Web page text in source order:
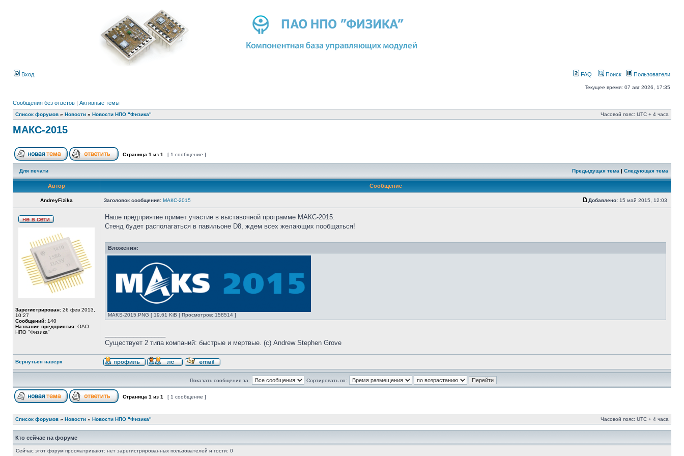
Вход FAQ Поиск Пользователи
Текущее время: 07 авг 2026, 17:35
Сообщения без ответов | Активные темы
Список форумов » Новости » Новости НПО "Физика" Часовой пояс: UTC + 4 часа
МАКС-2015
Страница 1 из 1 [ 1 сообщение ]
Для печати Предыдущая тема | Следующая тема
Автор Сообщение
AndreyFizika Заголовок сообщения: МАКС-2015 Добавлено: 15 май 2015, 12:03
Зарегистрирован: 26 фев 2013,
10:27
Сообщений: 140
Название предприятия: ОАО
НПО "Физика"
Наше предприятие примет участие в выставочной программе МАКС-2015.
Стенд будет располагаться в павильоне D8, ждем всех желающих пообщаться!
Вложения:
MAKS-2015.PNG [ 19.61 KiB | Просмотров: 158514 ]
Существует 2 типа компаний: быстрые и мертвые. (с) Andrew Stephen Grove
Вернуться наверх
Показать сообщения за: Сортировать по:
Страница 1 из 1 [ 1 сообщение ]
Список форумов » Новости » Новости НПО "Физика" Часовой пояс: UTC + 4 часа
Кто сейчас на форуме
Сейчас этот форум просматривают: нет зарегистрированных пользователей и гости: 0